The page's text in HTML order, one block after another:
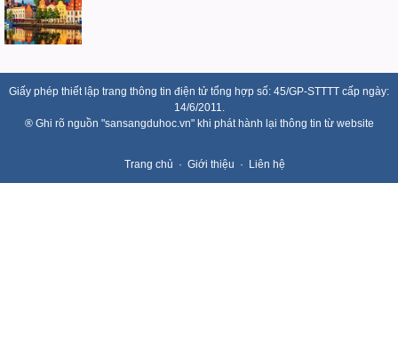
Giấy phép thiết lập trang thông tin điện tử tổng hợp số: 45/GP-STTTT cấp ngày:
14/6/2011.
® Ghi rõ nguồn "sansangduhoc.vn" khi phát hành lại thông tin từ website
Trang chủ Giới thiệu Liên hệ